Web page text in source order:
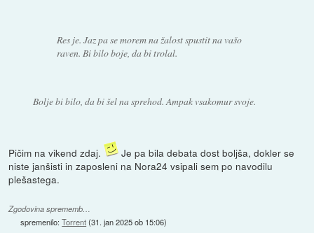
Res je. Jaz pa se morem na žalost spustit na vašo
raven. Bi bilo boje, da bi trolal.
Bolje bi bilo, da bi šel na sprehod. Ampak vsakomur svoje.
Pičim na vikend zdaj.
Je pa bila debata dost boljša, dokler se
niste janšisti in zaposleni na Nora24 vsipali sem po navodilu
plešastega.
Zgodovina sprememb…
spremenilo:Torrent(31. jan 2025 ob 15:06)